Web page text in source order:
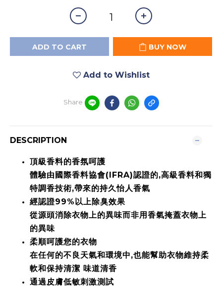
ADD TO CART BUY NOW
Add to Wishlist
Share
DESCRIPTION
頂級香料的香氛呵護
體驗由國際香料協會(IFRA)認證的,高級香料和獨
特調香技術,帶來的持久怡人香氣
經認證99%以上除臭效果
從源頭消除衣物上的異味而非用香氣掩蓋衣物上
的異味
柔順呵護您的衣物
在任何的不良天氣和環境中,也能幫助衣物維持柔
軟和保持清潔 味道清香
通過皮膚低敏刺激測試